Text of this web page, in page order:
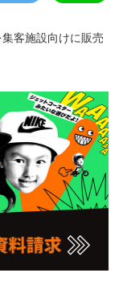
客施設向けに販売